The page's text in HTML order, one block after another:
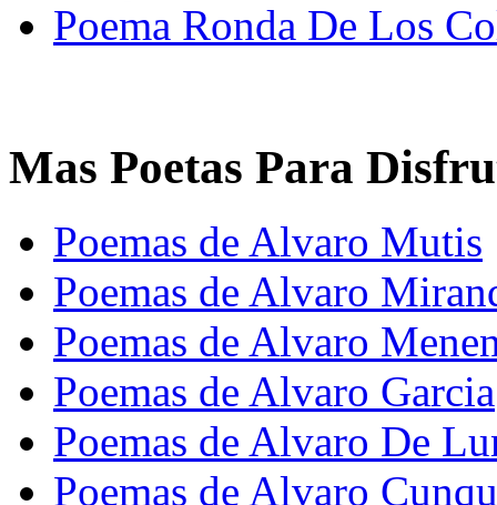
Poema Ronda De Los
Mas Poetas Para
Poemas de Alvaro Mutis
Poemas de Alvaro
Poemas de Alvaro
Poemas de Alvaro Garcia
Poemas de Alvaro De
Poemas de Alvaro